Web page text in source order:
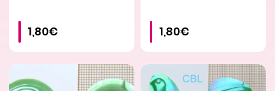
1,80€ 1,80€